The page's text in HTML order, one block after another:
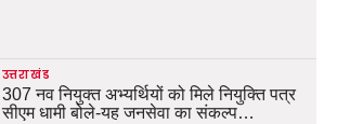
उत्तराखंड
307 नव नियुक्त अभ्यर्थियों को मिले नियुक्ति पत्र
सीएम धामी बोले-यह जनसेवा का संकल्प…